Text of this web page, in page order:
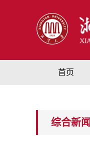
首页
综合新闻